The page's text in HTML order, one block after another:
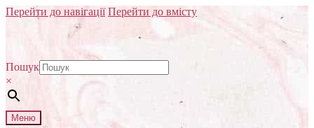
Перейти до навігації Перейти до вмісту
Пошук
×
Меню